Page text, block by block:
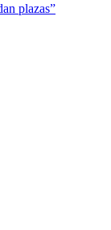
plazas”